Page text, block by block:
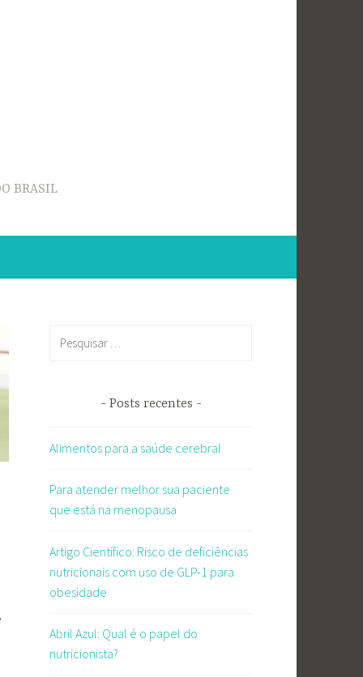
BRASIL
Posts recentes
Alimentos para a saúde cerebral
Para atender melhor sua paciente
que está na menopausa
Artigo Científico: Risco de deficiências
nutricionais com uso de GLP-1 para
obesidade
Abril Azul: Qual é o papel do
nutricionista?